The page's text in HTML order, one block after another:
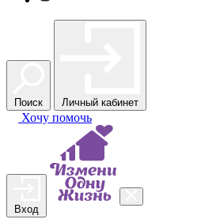
Поиск Личный кабинет
Хочу помочь
Вход